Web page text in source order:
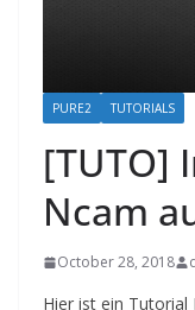
PURE2 TUTORIALS
[TUTO]
Ncam
October 28, 2018
Hier ist ein Tutorial